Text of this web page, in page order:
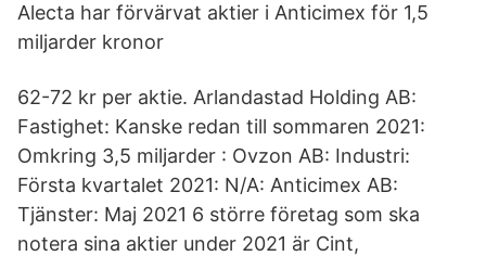
Alecta har förvärvat aktier i Anticimex för 1,5
miljarder kronor
62-72 kr per aktie. Arlandastad Holding AB:
Fastighet: Kanske redan till sommaren 2021:
Omkring 3,5 miljarder : Ovzon AB: Industri:
Första kvartalet 2021: N/A: Anticimex AB:
Tjänster: Maj 2021 6 större företag som ska
notera sina aktier under 2021 är Cint,